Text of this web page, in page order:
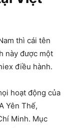
thì cái tên
này được một
điều hành.
hoạt động của
Yên Thế,
Minh. Mục